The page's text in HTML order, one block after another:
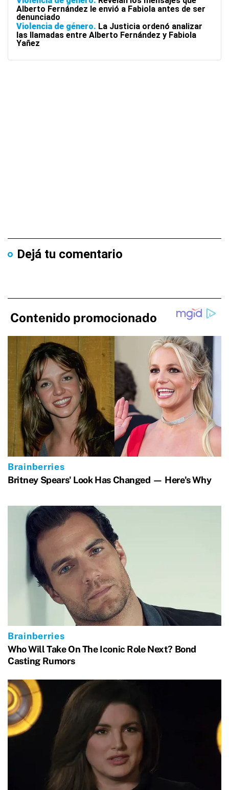
Alberto Fernández le envió a Fabiola antes de ser
denunciado
Violencia de género La Justicia ordenó analizar
las llamadas entre Alberto Fernández y Fabiola
Yañez
Dejá tu comentario